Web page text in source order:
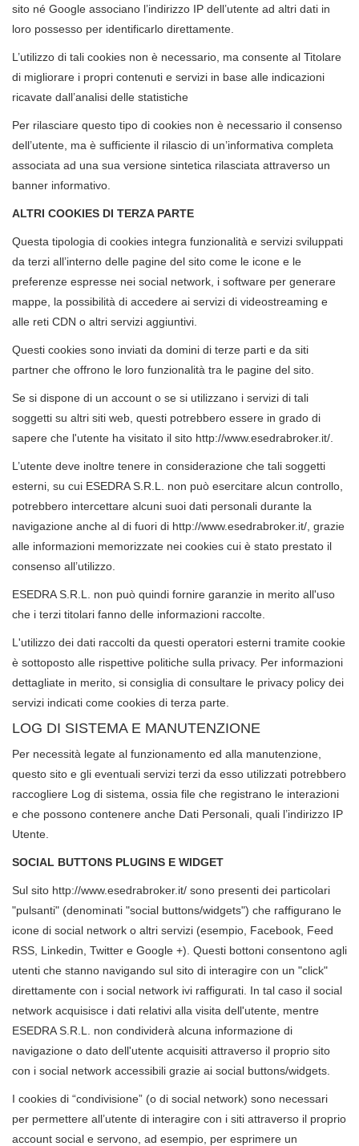
sito né Google associano l’indirizzo IP dell’utente ad altri dati in
loro possesso per identificarlo direttamente.
L’utilizzo di tali cookies non è necessario, ma consente al Titolare
di migliorare i propri contenuti e servizi in base alle indicazioni
ricavate dall’analisi delle statistiche
Per rilasciare questo tipo di cookies non è necessario il consenso
dell’utente, ma è sufficiente il rilascio di un’informativa completa
associata ad una sua versione sintetica rilasciata attraverso un
banner informativo.
ALTRI COOKIES DI TERZA PARTE
Questa tipologia di cookies integra funzionalità e servizi sviluppati
da terzi all’interno delle pagine del sito come le icone e le
preferenze espresse nei social network, i software per generare
mappe, la possibilità di accedere ai servizi di videostreaming e
alle reti CDN o altri servizi aggiuntivi.
Questi cookies sono inviati da domini di terze parti e da siti
partner che offrono le loro funzionalità tra le pagine del sito.
Se si dispone di un account o se si utilizzano i servizi di tali
soggetti su altri siti web, questi potrebbero essere in grado di
sapere che l'utente ha visitato il sito http://www.esedrabroker.it/.
L’utente deve inoltre tenere in considerazione che tali soggetti
esterni, su cui ESEDRA S.R.L. non può esercitare alcun controllo,
potrebbero intercettare alcuni suoi dati personali durante la
navigazione anche al di fuori di http://www.esedrabroker.it/, grazie
alle informazioni memorizzate nei cookies cui è stato prestato il
consenso all’utilizzo.
ESEDRA S.R.L. non può quindi fornire garanzie in merito all'uso
che i terzi titolari fanno delle informazioni raccolte.
L'utilizzo dei dati raccolti da questi operatori esterni tramite cookie
è sottoposto alle rispettive politiche sulla privacy. Per informazioni
dettagliate in merito, si consiglia di consultare le privacy policy dei
servizi indicati come cookies di terza parte.
LOG DI SISTEMA E MANUTENZIONE
Per necessità legate al funzionamento ed alla manutenzione,
questo sito e gli eventuali servizi terzi da esso utilizzati potrebbero
raccogliere Log di sistema, ossia file che registrano le interazioni
e che possono contenere anche Dati Personali, quali l’indirizzo IP
Utente.
SOCIAL BUTTONS PLUGINS E WIDGET
Sul sito http://www.esedrabroker.it/ sono presenti dei particolari
"pulsanti" (denominati "social buttons/widgets") che raffigurano le
icone di social network o altri servizi (esempio, Facebook, Feed
RSS, Linkedin, Twitter e Google +). Questi bottoni consentono agli
utenti che stanno navigando sul sito di interagire con un "click"
direttamente con i social network ivi raffigurati. In tal caso il social
network acquisisce i dati relativi alla visita dell'utente, mentre
ESEDRA S.R.L. non condividerà alcuna informazione di
navigazione o dato dell'utente acquisiti attraverso il proprio sito
con i social network accessibili grazie ai social buttons/widgets.
I cookies di “condivisione” (o di social network) sono necessari
per permettere all’utente di interagire con i siti attraverso il proprio
account social e servono, ad esempio, per esprimere un